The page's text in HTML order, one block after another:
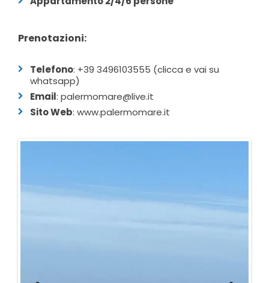
Prenotazioni:
Telefono: +39 3496103555 (clicca e vai su
whatsapp)
Email: palermomare@live.it
Sito Web: www.palermomare.it